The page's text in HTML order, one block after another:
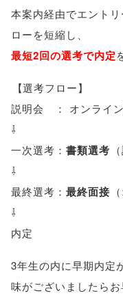
本案内経由でエント
ローを短縮し
最短2回の選考で内定
【選考フロー】
説明会 ： オンライ
⇩
一次選考： 書類選考 （
⇩
最終選考： 最終面接 （
⇩
内定
3年生の内に早期内定
味がございましたらお